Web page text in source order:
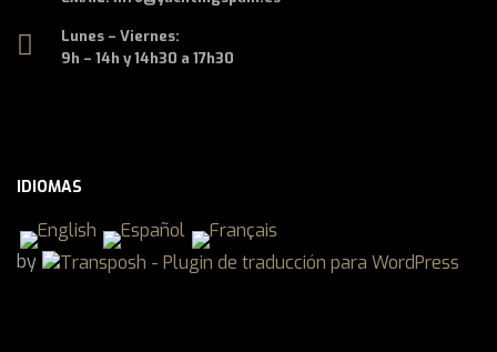
Lunes – Viernes:
9h – 14h y 14h30 a 17h30
IDIOMAS
by